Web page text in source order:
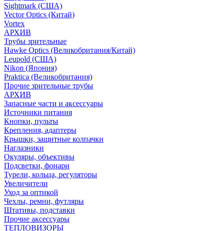
Sightmark (США)
Vector Optics (Китай)
Vortex
АРХИВ
Трубы зрительные
Hawke Optics (Великобритания/Китай)
Leupold (США)
Nikon (Япония)
Praktica (Великобритания)
Прочие зрительные трубы
АРХИВ
Запасные части и аксессуары
Источники питания
Кнопки, пульты
Крепления, адаптеры
Крышки, защитные колпачки
Наглазники
Окуляры, объективы
Подсветки, фонари
Турели, кольца, регуляторы
Увеличители
Уход за оптикой
Чехлы, ремни, футляры
Штативы, подставки
Прочие аксессуары
ТЕПЛОВИЗОРЫ